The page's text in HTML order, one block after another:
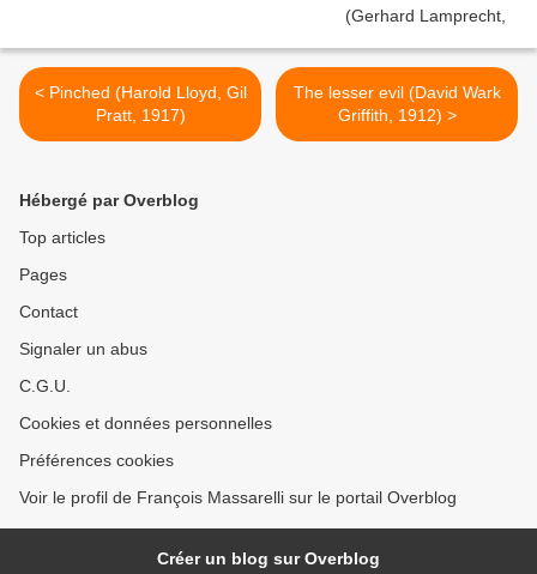
< Pinched (Harold Lloyd, Gil
Pratt, 1917)
The lesser evil (David Wark
Griffith, 1912) >
Hébergé par Overblog
Top articles
Pages
Contact
Signaler un abus
C.G.U.
Cookies et données personnelles
Préférences cookies
Voir le profil de François Massarelli sur le portail Overblog
Créer un blog sur Overblog